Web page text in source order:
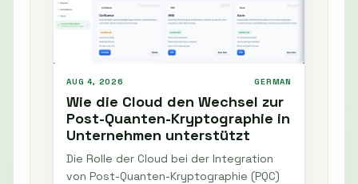
AUG 4, 2026 GERMAN
Wie die Cloud den Wechsel zur
Post-Quanten-Kryptographie in
Unternehmen unterstützt
Die Rolle der Cloud bei der Integration
von Post-Quanten-Kryptographie (PQC)